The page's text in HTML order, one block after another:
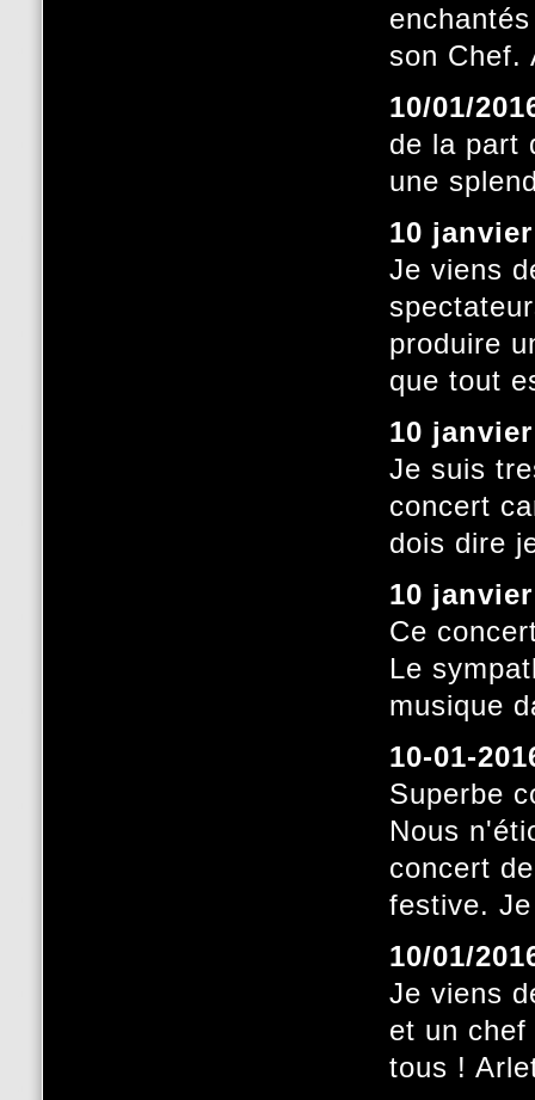
son Chef.
10/01/
de la part
une
10
Je viens
produire
que tout
10
Je suis
concert
dois dire
10
Ce
Le
musique
10-01-
Superbe
Nous
concert
festive.
10/01/
Je viens
et un
tous !